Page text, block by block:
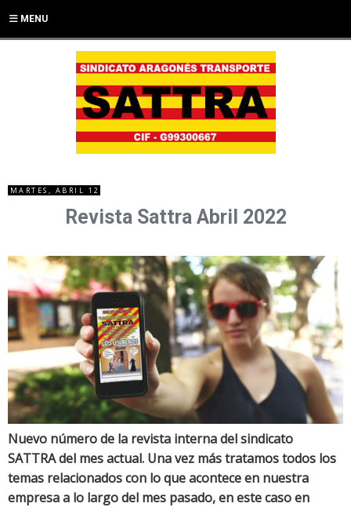
MENU
MARTES, ABRIL 12
Revista Sattra Abril 2022
Nuevo número de la revista interna del sindicato
SATTRA del mes actual. Una vez más tratamos todos los
temas relacionados con lo que acontece en nuestra
empresa a lo largo del mes pasado, en este caso en